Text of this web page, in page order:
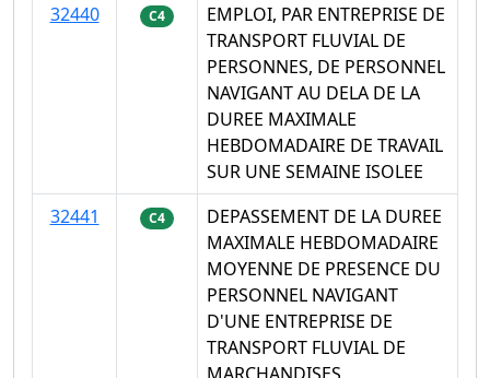
32440
C4
EMPLOI, PAR ENTREPRISE DE
TRANSPORT FLUVIAL DE
PERSONNES, DE PERSONNEL
NAVIGANT AU DELA DE LA
DUREE MAXIMALE
HEBDOMADAIRE DE TRAVAIL
SUR UNE SEMAINE ISOLEE
32441
C4
DEPASSEMENT DE LA DUREE
MAXIMALE HEBDOMADAIRE
MOYENNE DE PRESENCE DU
PERSONNEL NAVIGANT
D'UNE ENTREPRISE DE
TRANSPORT FLUVIAL DE